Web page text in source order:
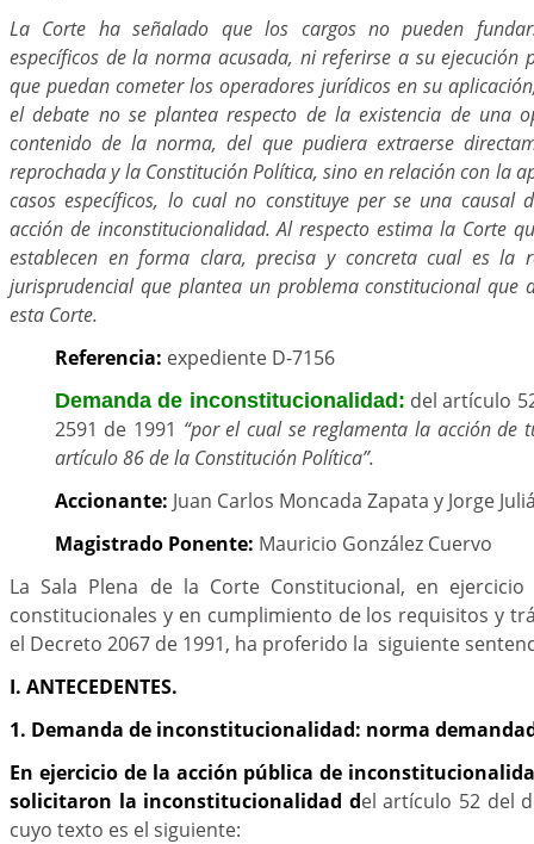
La Corte ha señalado que los cargos no pueden
específicos de la norma acusada, ni referirse a su ejecución
que puedan cometer los operadores jurídicos en su
el debate no se plantea respecto de la existencia de una
contenido de la norma, del que pudiera extraerse
reprochada y la Constitución Política, sino en relación con la
casos específicos, lo cual no constituye per se una causal
acción de inconstitucionalidad. Al respecto estima la Corte
establecen en forma clara, precisa y concreta cual es la
jurisprudencial que plantea un problema constitucional que
esta Corte.
Referencia: expediente D-7156
Demanda de inconstitucionalidad: del artículo
2591 de 1991 “por el cual se reglamenta la acción de
artículo 86 de la Constitución Política”.
Accionante: Juan Carlos Moncada Zapata y Jorge
Magistrado Ponente: Mauricio González Cuervo
La Sala Plena de la Corte Constitucional, en
constitucionales y en cumplimiento de los requisitos y
el Decreto 2067 de 1991, ha proferido la siguiente
I. ANTECEDENTES.
1. Demanda de inconstitucionalidad: norma
En ejercicio de la acción pública de
solicitaron la inconstitucionalidad del artículo 52 del
cuyo texto es el siguiente: